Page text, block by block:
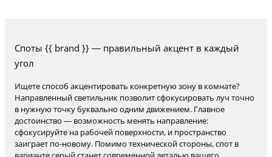
Споты {{ brand }} — правильный акцент в каждый
угол
Ищете способ акцентировать конкретную зону в комнате?
Направленный светильник позволит сфокусировать луч точно
в нужную точку буквально одним движением. Главное
достоинство — возможность менять направление:
сфокусируйте на рабочей поверхности, и пространство
заиграет по-новому. Помимо технической стороны, спот в